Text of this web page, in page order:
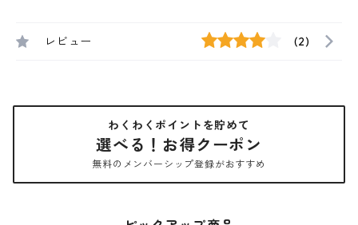
レビュー (2)
わくわくポイントを貯めて
選べる！お得クーポン
無料のメンバーシップ登録がおすすめ